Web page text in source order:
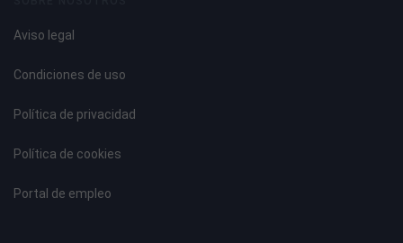
Aviso legal
Condiciones de uso
Política de privacidad
Política de cookies
Portal de empleo